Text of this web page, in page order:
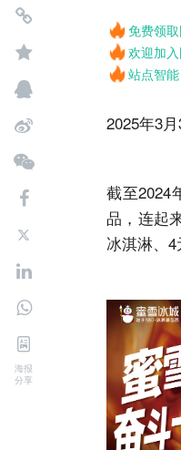
海报
分享
免费领
欢迎加
站点智
2025年3
截至2024
品，连起
冰淇淋、